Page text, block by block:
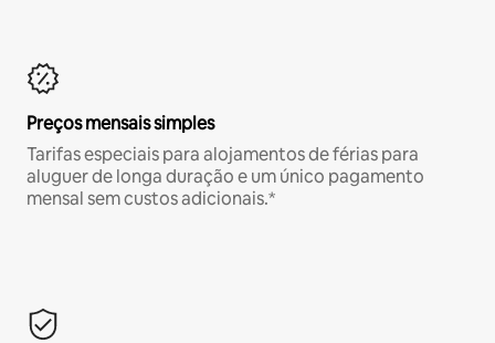
Preços mensais simples
Tarifas especiais para alojamentos de férias para
aluguer de longa duração e um único pagamento
mensal sem custos adicionais.*